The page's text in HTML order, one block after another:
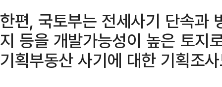
한편, 국토부는 전세사기 단속과
지 등을 개발가능성이 높은 토지
기획부동산 사기에 대한 기획조